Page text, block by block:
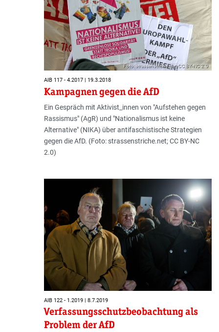
Foto: strassenstriche.net; CC BY-NC 2.0
AIB 117 - 4.2017 | 19.3.2018
Kampagnen gegen die AfD
Ein Gespräch mit Aktivist_innen von "Aufstehen gegen
Rassismus" (AgR) und "Nationalismus ist keine
Alternative" (NIKA) über antifaschistische Strategien
gegen die AfD. (Foto: strassenstriche.net; CC BY-NC
2.0)
AIB 122 - 1.2019 | 8.7.2019
Verfassungsschutzbeobachtung als
Problem der AfD